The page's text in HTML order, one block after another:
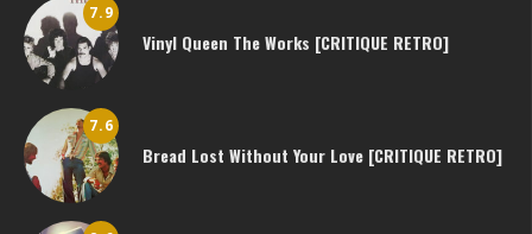
7.9
Vinyl Queen The Works [CRITIQUE RETRO]
7.6
Bread Lost Without Your Love [CRITIQUE RETRO]